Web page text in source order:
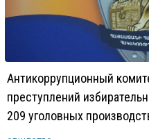
Антикоррупционный
преступлений
209 уголовных